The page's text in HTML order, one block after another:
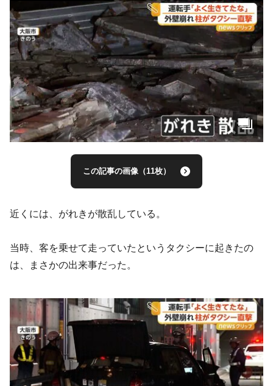
この記事の画像（11枚）
近くには、がれきが散乱している。
当時、客を乗せて走っていたというタクシーに起きたの
は、まさかの出来事だった。